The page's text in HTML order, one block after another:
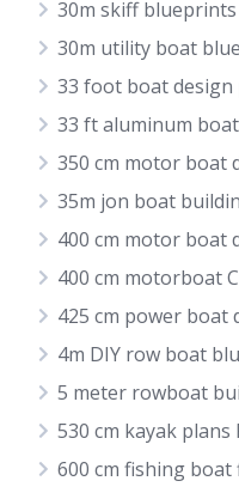
30m skiff blueprints
30m utility boat
33 foot boat design
33 ft aluminum
350 cm motor boat
35m jon boat
400 cm motor boat
400 cm motorboat
425 cm power boat
4m DIY row boat
5 meter rowboat
530 cm kayak plans
600 cm fishing boat